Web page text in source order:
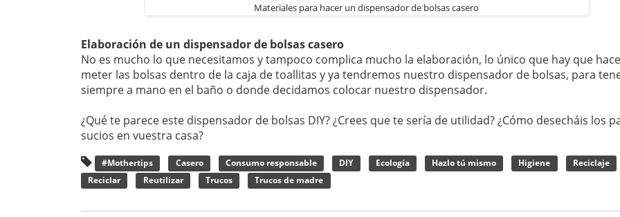
Materiales para hacer un dispensador de bolsas casero
Elaboración de un dispensador de bolsas casero
No es mucho lo que necesitamos y tampoco complica mucho la elaboración, lo único que hay que
meter las bolsas dentro de la caja de toallitas y ya tendremos nuestro dispensador de bolsas, para
siempre a mano en el baño o donde decidamos colocar nuestro dispensador.
¿Qué te parece este dispensador de bolsas DIY? ¿Crees que te sería de utilidad? ¿Cómo desecháis los
sucios en vuestra casa?
#Mothertips Casero Consumo responsable DIY Ecología Hazlo tú mismo Higiene
Reciclaje
Reciclar
Reutilizar Trucos Trucos de madre